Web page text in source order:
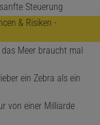
Steuerung
& Risiken
Meer braucht mal
ein Zebra als ein
von einer Milliarde